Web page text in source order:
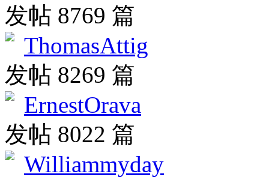
发帖 8769 篇
ThomasAttig
发帖 8269 篇
ErnestOrava
发帖 8022 篇
Williammyday